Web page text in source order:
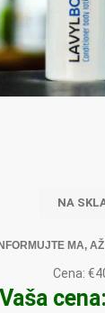
NA
INFORMUJTE MA,
Cena:
Vaša cena: